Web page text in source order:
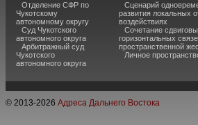
Отделение СФР по
Чукотскому
автономному округу
Суд Чукотского
автономного округа
Арбитражный суд
Чукотского
автономного округа
Сценарий
развития локальных
воздействиях
Сочетание
горизонтальных
пространственной
Личное
© 2013-2026 Адреса Дальнего Востока